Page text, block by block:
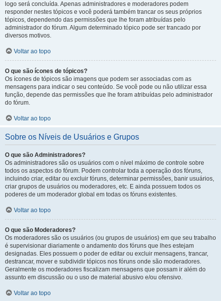
logo será concluída. Apenas administradores e moderadores podem
responder nestes tópicos e você poderá também trancar os seus próprios
tópicos, dependendo das permissões que lhe foram atribuídas pelo
administrador do fórum. Algum determinado tópico pode ser trancado por
diversos motivos.
Voltar ao topo
O que são ícones de tópicos?
Os ícones de tópicos são imagens que podem ser associadas com as
mensagens para indicar o seu conteúdo. Se você pode ou não utilizar essa
função, depende das permissões que lhe foram atribuídas pelo administrador
do fórum.
Voltar ao topo
Sobre os Níveis de Usuários e Grupos
O que são Administradores?
Os administradores são os usuários com o nível máximo de controle sobre
todos os aspectos do fórum. Podem controlar toda a operação dos fóruns,
incluindo criar, editar ou excluir fóruns, determinar permissões, banir usuários,
criar grupos de usuários ou moderadores, etc. E ainda possuem todos os
poderes de um moderador global em todas os fóruns existentes.
Voltar ao topo
O que são Moderadores?
Os moderadores são os usuários (ou grupos de usuários) em que seu trabalho
é supervisionar diariamente o andamento dos fóruns que lhes estejam
designadas. Eles possuem o poder de editar ou excluir mensagens, trancar,
destrancar, mover e subdividir tópicos nos fóruns onde são moderadores.
Geralmente os moderadores fiscalizam mensagens que possam ir além do
assunto em discussão ou o uso de material abusivo e/ou ofensivo.
Voltar ao topo